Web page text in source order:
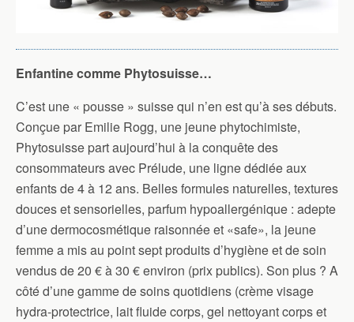
Enfantine comme Phytosuisse…
C’est une « pousse » suisse qui n’en est qu’à ses débuts.
Conçue par Emilie Rogg, une jeune phytochimiste,
Phytosuisse part aujourd’hui à la conquête des
consommateurs avec Prélude, une ligne dédiée aux
enfants de 4 à 12 ans. Belles formules naturelles, textures
douces et sensorielles, parfum hypoallergénique : adepte
d’une dermocosmétique raisonnée et «safe», la jeune
femme a mis au point sept produits d’hygiène et de soin
vendus de 20 € à 30 € environ (prix publics). Son plus ? A
côté d’une gamme de soins quotidiens (crème visage
hydra-protectrice, lait fluide corps, gel nettoyant corps et